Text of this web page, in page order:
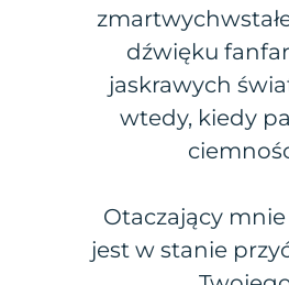
dźwięku
jaskrawych
wtedy, kiedy
Otaczający
jest w stanie